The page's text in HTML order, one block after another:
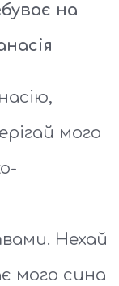
на
мого
Нехай
мого сина